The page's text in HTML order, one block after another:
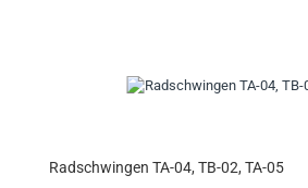
Radschwingen TA-04, TB-02, TA-05